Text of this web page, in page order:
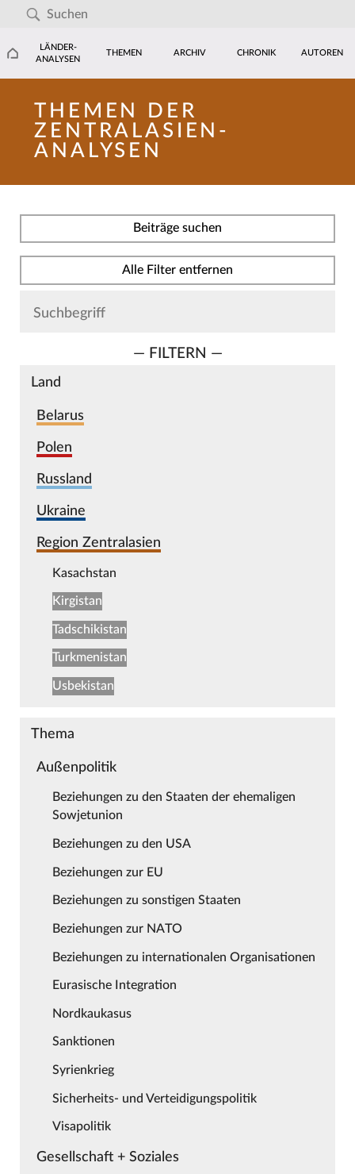
LÄNDER-
ANALYSEN
THEMEN ARCHIV CHRONIK AUTOREN
THEMEN DER
ZENTRALASIEN-
ANALYSEN
Beiträge suchen
Alle Filter entfernen
— FILTERN —
Land
Belarus
Polen
Russland
Ukraine
Region Zentralasien
Kasachstan
Kirgistan
Tadschikistan
Turkmenistan
Usbekistan
Thema
Außenpolitik
Beziehungen zu den Staaten der ehemaligen
Sowjetunion
Beziehungen zu den USA
Beziehungen zur EU
Beziehungen zu sonstigen Staaten
Beziehungen zur NATO
Beziehungen zu internationalen Organisationen
Eurasische Integration
Nordkaukasus
Sanktionen
Syrienkrieg
Sicherheits- und Verteidigungspolitik
Visapolitik
Gesellschaft + Soziales